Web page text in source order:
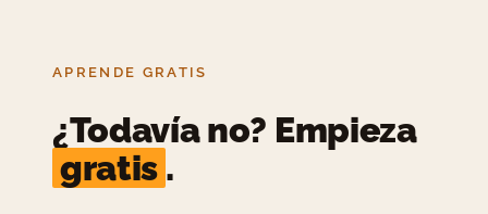
APRENDE GRATIS
¿Todavía no? Empieza
gratis .